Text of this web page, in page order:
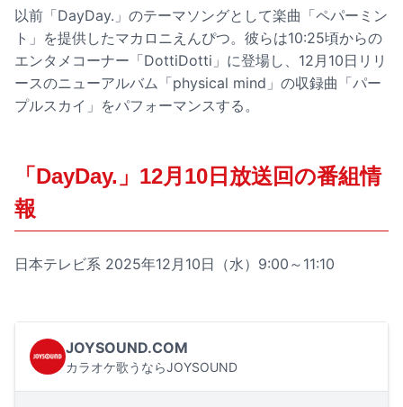
以前「DayDay.」のテーマソングとして楽曲「ペパーミン
ト」を提供したマカロニえんぴつ。彼らは10:25頃からの
エンタメコーナー「DottiDotti」に登場し、12月10日リリ
ースのニューアルバム「physical mind」の収録曲「パー
プルスカイ」をパフォーマンスする。
「DayDay.」12月10日放送回の番組情
報
日本テレビ系 2025年12月10日（水）9:00～11:10
JOYSOUND.COM
カラオケ歌うならJOYSOUND